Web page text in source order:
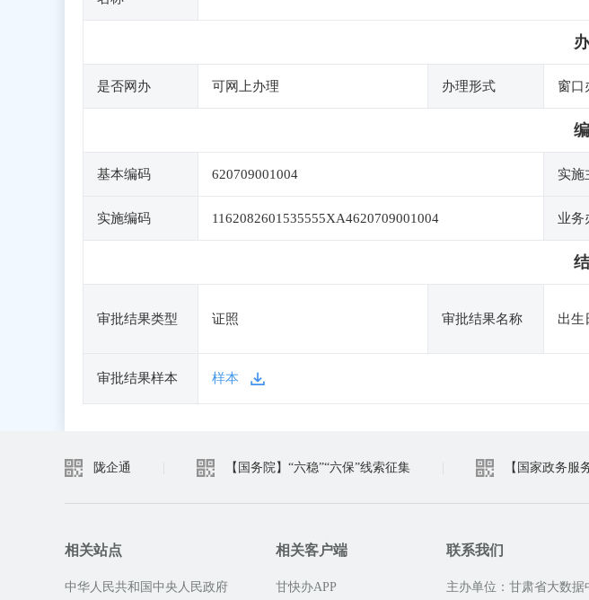
是否网办 可网上办理 办理形式 窗口
基本编码 620709001004 实施
实施编码 1162082601535555XA4620709001004 业务
审批结果类型 证照 审批结果名称 出生
审批结果样本 样本
陇企通 【国务院】“六稳”“六保”线索征集 【国家政务服
相关站点
中华人民共和国中央人民政府
相关客户端
甘快办APP
联系我们
主办单位：甘肃省大数据